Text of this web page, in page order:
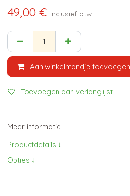
49,00 € Inclusief btw
Aan winkelmandje toevoegen
Toevoegen aan verlanglijst
Meer informatie
Productdetails ↓
Opties ↓